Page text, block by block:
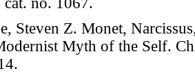
Steven Z. Monet,
Myth of the Self.